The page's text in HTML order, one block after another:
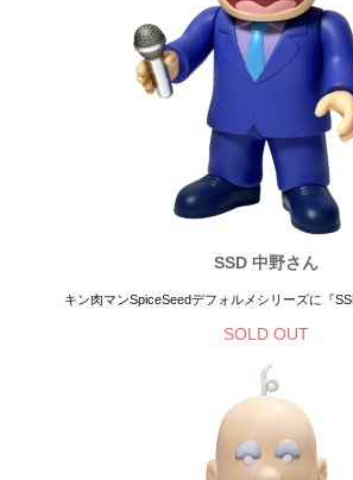
SSD 中野さん
キン肉マンSpiceSeedデフォルメシリーズに『
SOLD OUT